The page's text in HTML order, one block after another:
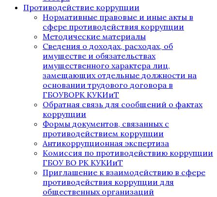
Противодействие коррупции
Нормативные правовые и иные акты в
сфере противодействия коррупции
Методические материалы
Сведения о доходах, расходах, об
имуществе и обязательствах
имущественного характера лиц,
замещающих отдельные должности на
основании трудового договора в
ГБОУВОРК КУКИиТ
Обратная связь для сообщений о фактах
коррупции
Формы документов, связанных с
противодействием коррупции
Антикоррупционная экспертиза
Комиссия по противодействию коррупции
ГБОУ ВО РК КУКИиТ
Приглашение к взаимодействию в сфере
противодействия коррупции для
общественных организаций